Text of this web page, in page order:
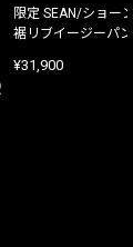
限定 SEAN/ショー
裾リブイージーパ
¥31,900